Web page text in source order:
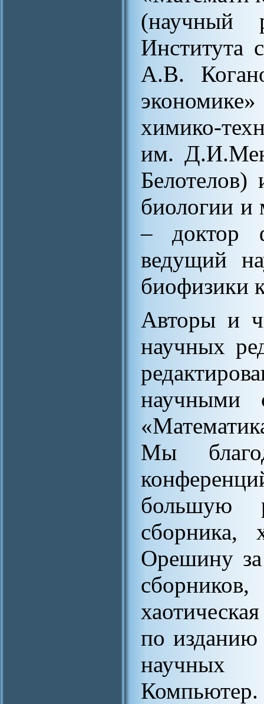
(научный
Института
А.В.
химико-
им.
биологии и
– доктор
ведущий
биофизики
Авторы и
научных
научными
Мы
большую
сборника,
Орешину
сборников,
по
научных
Компьютер.